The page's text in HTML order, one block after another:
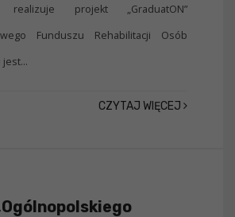
realizuje projekt „GraduatON”
Funduszu Rehabilitacji Osób
CZYTAJ WIĘCEJ